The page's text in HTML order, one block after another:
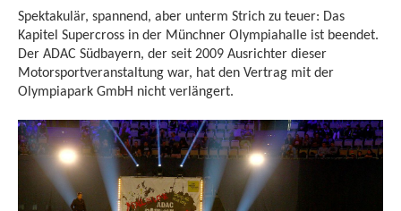
Spektakulär, spannend, aber unterm Strich zu teuer: Das
Kapitel Supercross in der Münchner Olympiahalle ist beendet.
Der ADAC Südbayern, der seit 2009 Ausrichter dieser
Motorsportveranstaltung war, hat den Vertrag mit der
Olympiapark GmbH nicht verlängert.